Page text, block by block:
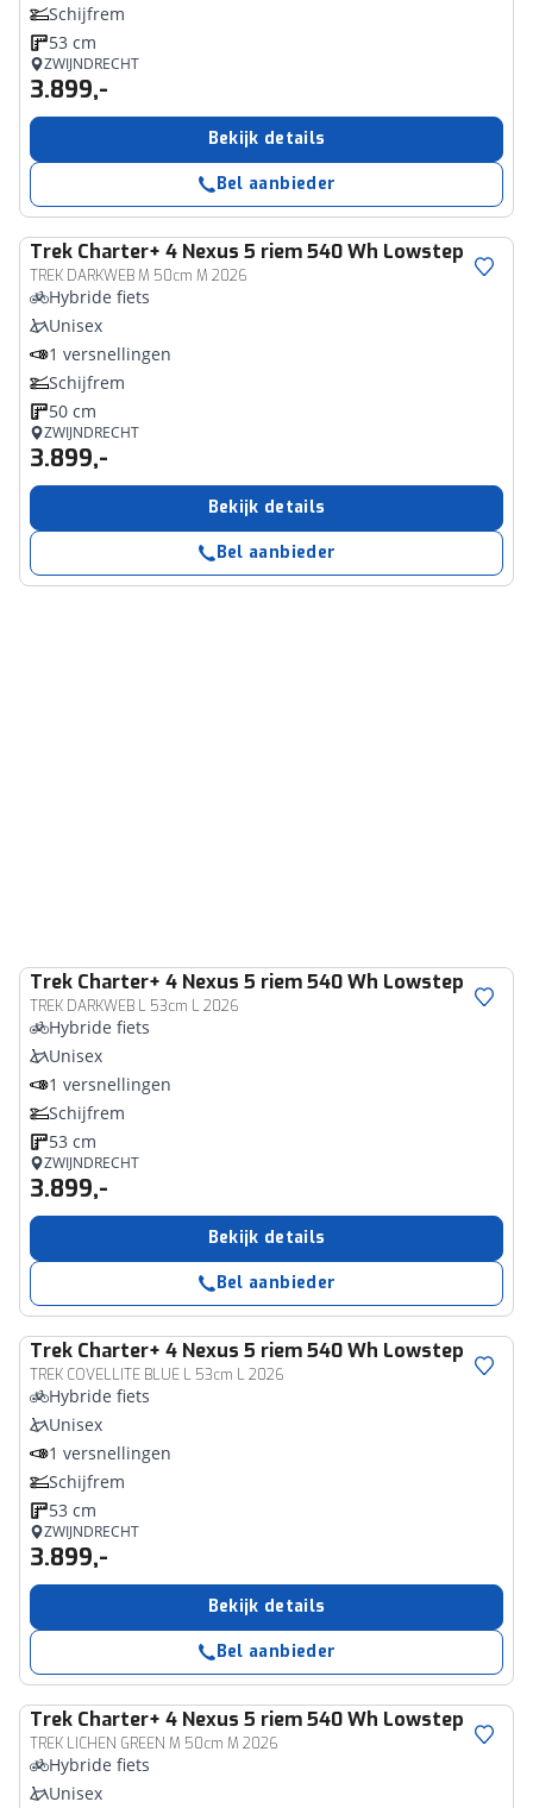
Schijfrem
53 cm
ZWIJNDRECHT
3.899,-
Bekijk details
Bel aanbieder
Trek Charter+ 4 Nexus 5 riem 540 Wh Lowstep
TREK DARKWEB M 50cm M 2026
Hybride fiets
Unisex
1 versnellingen
Schijfrem
50 cm
ZWIJNDRECHT
3.899,-
Bekijk details
Bel aanbieder
Trek Charter+ 4 Nexus 5 riem 540 Wh Lowstep
TREK DARKWEB L 53cm L 2026
Hybride fiets
Unisex
1 versnellingen
Schijfrem
53 cm
ZWIJNDRECHT
3.899,-
Bekijk details
Bel aanbieder
Trek Charter+ 4 Nexus 5 riem 540 Wh Lowstep
TREK COVELLITE BLUE L 53cm L 2026
Hybride fiets
Unisex
1 versnellingen
Schijfrem
53 cm
ZWIJNDRECHT
3.899,-
Bekijk details
Bel aanbieder
Trek Charter+ 4 Nexus 5 riem 540 Wh Lowstep
TREK LICHEN GREEN M 50cm M 2026
Hybride fiets
Unisex